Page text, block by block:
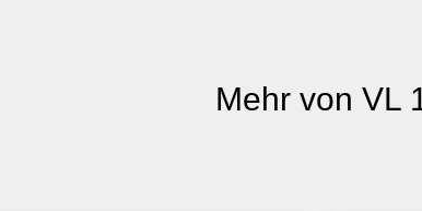
Mehr von VL